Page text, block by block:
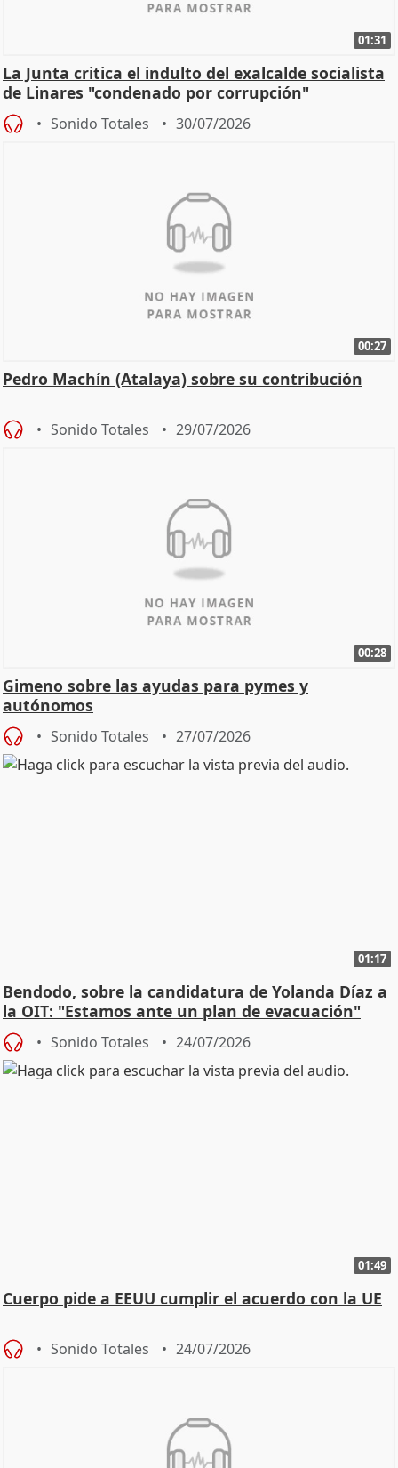
01:31
La Junta critica el indulto del exalcalde socialista
de Linares "condenado por corrupción"
Sonido Totales 30/07/2026
00:27
Pedro Machín (Atalaya) sobre su contribución
Sonido Totales 29/07/2026
00:28
Gimeno sobre las ayudas para pymes y
autónomos
Sonido Totales 27/07/2026
01:17
Bendodo, sobre la candidatura de Yolanda Díaz a
la OIT: "Estamos ante un plan de evacuación"
Sonido Totales 24/07/2026
01:49
Cuerpo pide a EEUU cumplir el acuerdo con la UE
Sonido Totales 24/07/2026